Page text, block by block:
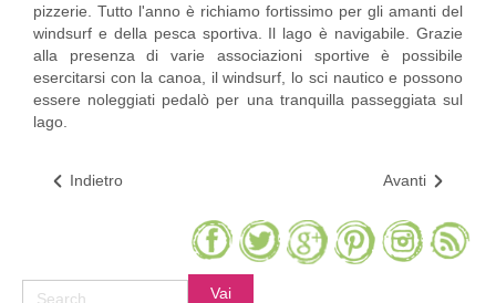
pizzerie. Tutto l'anno è richiamo fortissimo per gli amanti del
windsurf e della pesca sportiva. Il lago è navigabile. Grazie
alla presenza di varie associazioni sportive è possibile
esercitarsi con la canoa, il windsurf, lo sci nautico e possono
essere noleggiati pedalò per una tranquilla passeggiata sul
lago.
Indietro Avanti